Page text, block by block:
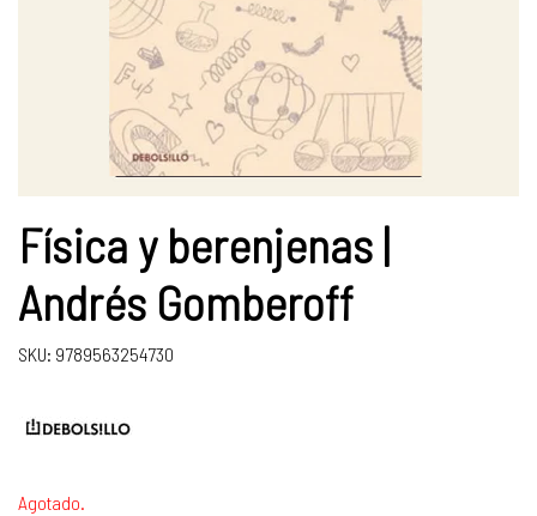
Física y berenjenas |
Andrés Gomberoff
SKU: 9789563254730
Agotado.